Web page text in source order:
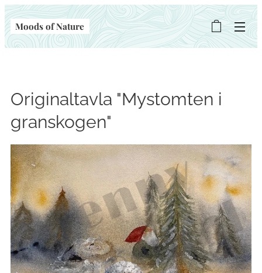
Moods of Nature
Originaltavla "Mystomten i
granskogen"